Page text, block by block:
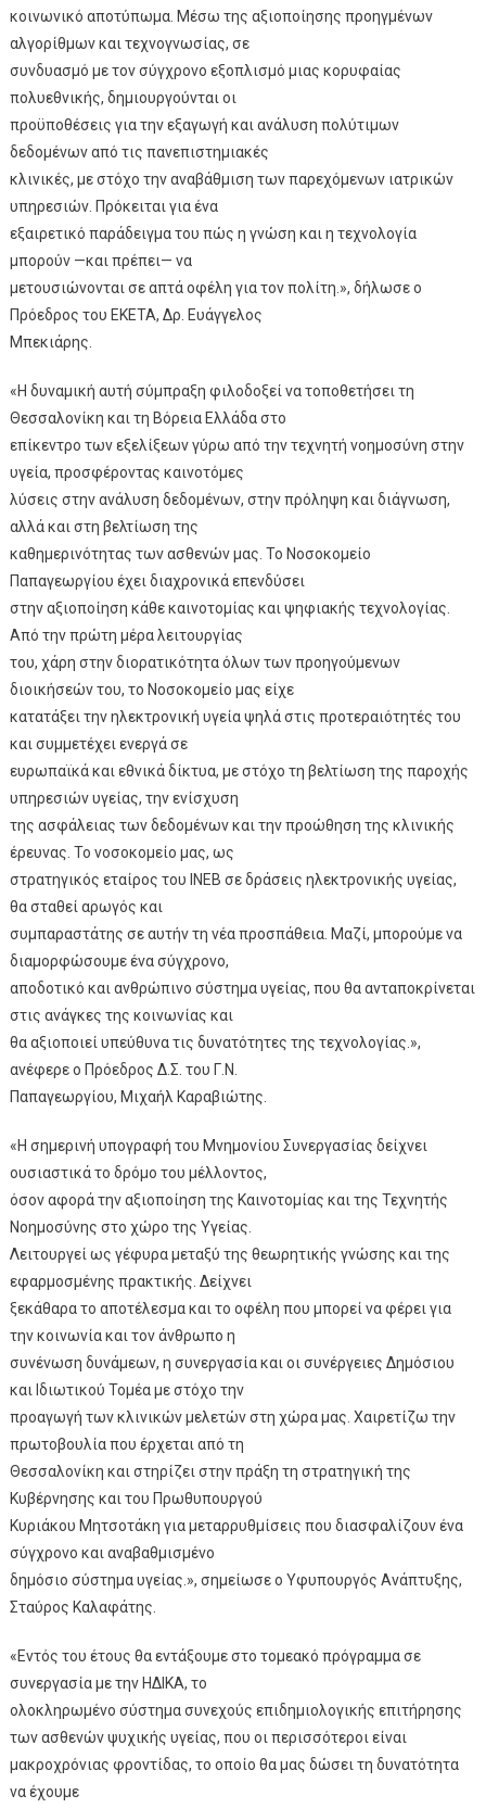
κοινωνικό αποτύπωμα. Μέσω της αξιοποίησης προηγμένων
αλγορίθμων και τεχνογνωσίας, σε
συνδυασμό με τον σύγχρονο εξοπλισμό μιας κορυφαίας
πολυεθνικής, δημιουργούνται οι
προϋποθέσεις για την εξαγωγή και ανάλυση πολύτιμων
δεδομένων από τις πανεπιστημιακές
κλινικές, με στόχο την αναβάθμιση των παρεχόμενων ιατρικών
υπηρεσιών. Πρόκειται για ένα
εξαιρετικό παράδειγμα του πώς η γνώση και η τεχνολογία
μπορούν —και πρέπει— να
μετουσιώνονται σε απτά οφέλη για τον πολίτη.», δήλωσε ο
Πρόεδρος του ΕΚΕΤΑ, Δρ. Ευάγγελος
Μπεκιάρης.
«Η δυναμική αυτή σύμπραξη φιλοδοξεί να τοποθετήσει τη
Θεσσαλονίκη και τη Βόρεια Ελλάδα στο
επίκεντρο των εξελίξεων γύρω από την τεχνητή νοημοσύνη στην
υγεία, προσφέροντας καινοτόμες
λύσεις στην ανάλυση δεδομένων, στην πρόληψη και διάγνωση,
αλλά και στη βελτίωση της
καθημερινότητας των ασθενών μας. Το Νοσοκομείο
Παπαγεωργίου έχει διαχρονικά επενδύσει
στην αξιοποίηση κάθε καινοτομίας και ψηφιακής τεχνολογίας.
Από την πρώτη μέρα λειτουργίας
του, χάρη στην διορατικότητα όλων των προηγούμενων
διοικήσεών του, το Νοσοκομείο μας είχε
κατατάξει την ηλεκτρονική υγεία ψηλά στις προτεραιότητές του
και συμμετέχει ενεργά σε
ευρωπαϊκά και εθνικά δίκτυα, με στόχο τη βελτίωση της παροχής
υπηρεσιών υγείας, την ενίσχυση
της ασφάλειας των δεδομένων και την προώθηση της κλινικής
έρευνας. Το νοσοκομείο μας, ως
στρατηγικός εταίρος του ΙΝΕΒ σε δράσεις ηλεκτρονικής υγείας,
θα σταθεί αρωγός και
συμπαραστάτης σε αυτήν τη νέα προσπάθεια. Μαζί, μπορούμε να
διαμορφώσουμε ένα σύγχρονο,
αποδοτικό και ανθρώπινο σύστημα υγείας, που θα ανταποκρίνεται
στις ανάγκες της κοινωνίας και
θα αξιοποιεί υπεύθυνα τις δυνατότητες της τεχνολογίας.»,
ανέφερε ο Πρόεδρος Δ.Σ. του Γ.Ν.
Παπαγεωργίου, Μιχαήλ Καραβιώτης.
«Η σημερινή υπογραφή του Μνημονίου Συνεργασίας δείχνει
ουσιαστικά το δρόμο του μέλλοντος,
όσον αφορά την αξιοποίηση της Καινοτομίας και της Τεχνητής
Νοημοσύνης στο χώρο της Υγείας.
Λειτουργεί ως γέφυρα μεταξύ της θεωρητικής γνώσης και της
εφαρμοσμένης πρακτικής. Δείχνει
ξεκάθαρα το αποτέλεσμα και το οφέλη που μπορεί να φέρει για
την κοινωνία και τον άνθρωπο η
συνένωση δυνάμεων, η συνεργασία και οι συνέργειες Δημόσιου
και Ιδιωτικού Τομέα με στόχο την
προαγωγή των κλινικών μελετών στη χώρα μας. Χαιρετίζω την
πρωτοβουλία που έρχεται από τη
Θεσσαλονίκη και στηρίζει στην πράξη τη στρατηγική της
Κυβέρνησης και του Πρωθυπουργού
Κυριάκου Μητσοτάκη για μεταρρυθμίσεις που διασφαλίζουν ένα
σύγχρονο και αναβαθμισμένο
δημόσιο σύστημα υγείας.», σημείωσε ο Υφυπουργός Ανάπτυξης,
Σταύρος Καλαφάτης.
«Εντός του έτους θα εντάξουμε στο τομεακό πρόγραμμα σε
συνεργασία με την ΗΔΙΚΑ, το
ολοκληρωμένο σύστημα συνεχούς επιδημιολογικής επιτήρησης
των ασθενών ψυχικής υγείας, που οι περισσότεροι είναι
μακροχρόνιας φροντίδας, το οποίο θα μας δώσει τη δυνατότητα
να έχουμε